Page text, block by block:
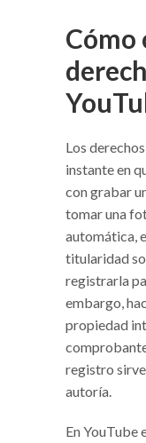
Cómo
Los
instante en
con grabar
tomar una
automática,
titularidad
registrarla
embargo,
propiedad
registro
autoría.
En YouTube